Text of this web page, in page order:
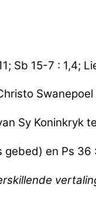
Sb 15-7 : 1,4;
Sy Koninkryk
gebed) en Ps 36